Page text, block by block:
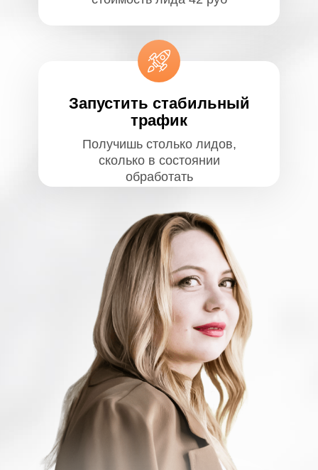
Запустить стабильный
трафик
Получишь столько лидов,
сколько в состоянии
обработать